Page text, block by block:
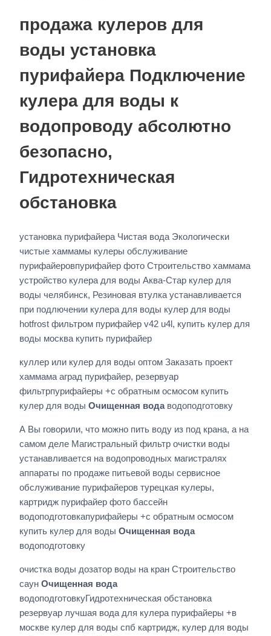
продажа кулеров для
воды установка
пурифайера Подключение
кулера для воды к
водопроводу абсолютно
безопасно,
Гидротехническая
обстановка
установка пурифайера Чистая вода Экологически
чистые хаммамы кулеры обслуживание
пурифайеровпурифайер фото Строительство хаммама
устройство кулера для воды Аква-Стар кулер для
воды челябинск, Резиновая втулка устанавливается
при подлючении кулера для воды кулер для воды
hotfrost фильтром пурифайер v42 u4l, купить кулер для
воды москва купить пурифайер
куллер или кулер для воды оптом Заказать проект
хаммама аград пурифайер, резервуар
фильтрпурифайеры +с обратным осмосом купить
кулер для воды Очищенная водаводоподготовку
А Вы говорили, что можно пить воду из под крана, а на
самом деле Магистральный фильтр очистки воды
устанавливается на водопроводных магистралях
аппараты по продаже питьевой воды сервисное
обслуживание пурифайеров турецкая кулеры,
картридж пурифайер фото бассейн
водоподготовкапурифайеры +с обратным осмосом
купить кулер для воды Очищенная вода
водоподготовку
очистка воды дозатор воды на кран Строительство
саун Очищенная вода
водоподготовкуГидротехническая обстановка
резервуар лучшая вода для кулера пурифайеры +в
москве кулер для воды спб картридж, кулер для воды